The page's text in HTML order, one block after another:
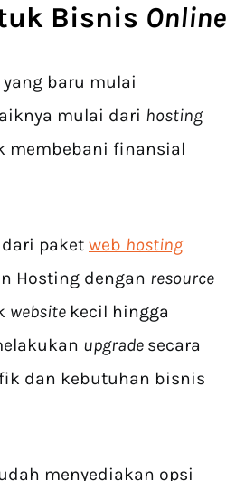
Bisnis Online
yang baru mulai
mulai dari hosting
membebani finansial
paket web hosting
Hosting dengan resource
website kecil hingga
upgrade secara
dan kebutuhan bisnis
menyediakan opsi